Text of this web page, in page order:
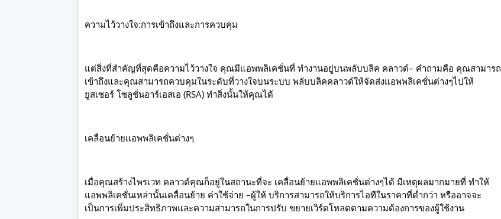
ความไว้วางใจ:การเข้าถึงและการควบคุม
แต่สิ่งที่สำคัญที่สุดคือความไว้วางใจ คุณมีแอพพลิเคชั่นที่ ทำงานอยู่บนพลับบลิค คลาวด์– คำถามคือ คุณสามารถ
เข้าถึงและคุณสามารถควบคุมในระดับที่วางใจบนระบบ พลับบลิคคลาวด์ให้จัดส่งแอพพลิเคชั่นต่างๆไปให้
ยูสเซอร์ โซลูชั่นอาร์เอสเอ (RSA) ทำสิ่งนั้นให้คุณได้
เคลื่อนย้ายแอพพลิเคชั่นต่างๆ
เมื่อคุณสร้างไพรเวท คลาวด์คุณก็อยู่ในสถานะที่จะ เคลื่อนย้ายแอพพลิเคชั่นต่างๆได้ มีเหตุผลมากมายที่ ทำให้
แอพพลิเคชั่นเหล่านั้นเคลื่อนย้าย ค่าใช้จ่าย –ผู้ให้ บริการสามารถให้บริการไอทีในราคาที่ต่ำกว่า หรืออาจจะ
เป็นการเพิ่มประสิทธิภาพและความสามารถในการปรับ ขยายเวิร์ดโหลดตามความต้องการของผู้ใช้งาน